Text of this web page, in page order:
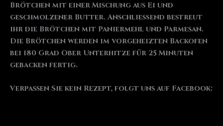
Brötchen mit einer Mischung aus Ei und
geschmolzener Butter. Anschließend bestreut
ihr die Brötchen mit Paniermehl und Parmesan.
Die Brötchen werden im vorgeheizten Backofen
bei 180 Grad Ober Unterhitze für 25 Minuten
gebacken fertig.
Verpassen Sie kein Rezept, folgt uns auf Facebook: